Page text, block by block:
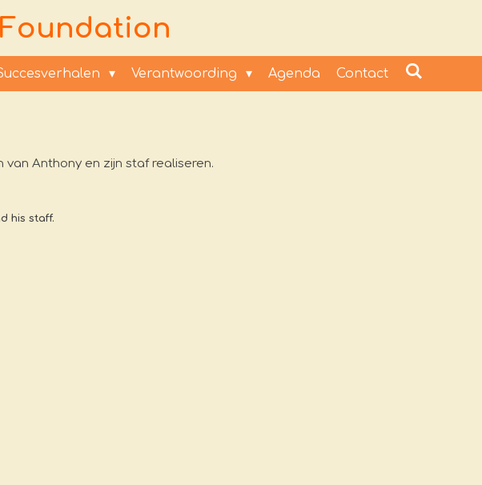
Verantwoording Agenda Contact
Anthony en zijn staf realiseren.
his staff.